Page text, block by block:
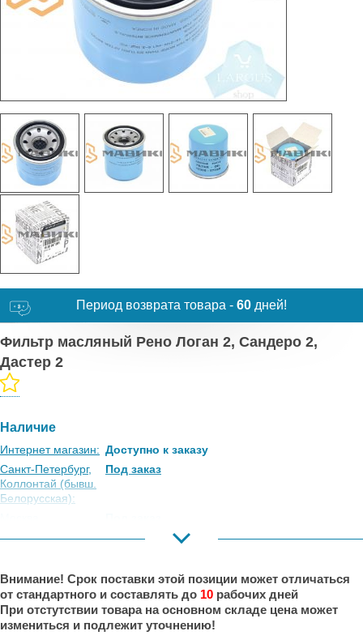
Период возврата товара - 60 дней!
Фильтр масляный Рено Логан 2, Сандеро 2,
Дастер 2
Наличие
Интернет магазин: Доступно к заказу
Санкт-Петербург,
Коллонтай (бывш.
Белорусская):
Под заказ
Порт:
Великий Новгород: Под заказ
Краснодар:
Под заказ
Внимание! Срок поставки этой позиции может отличаться
от стандартного и составлять до 10 рабочих дней
При отстутствии товара на основном складе цена может
измениться и подлежит уточнению!